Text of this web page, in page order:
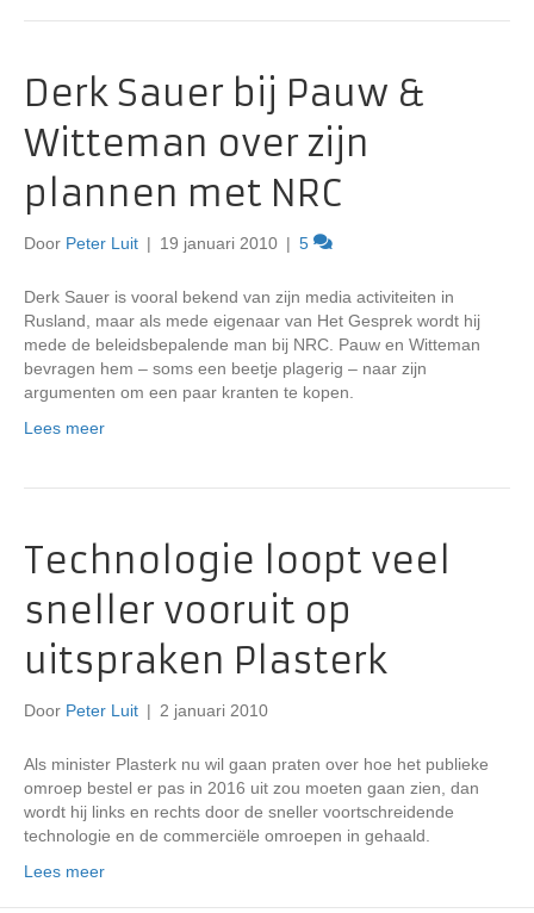
Derk Sauer bij Pauw &
Witteman over zijn
plannen met NRC
Door Peter Luit | 19 januari 2010 | 5
Derk Sauer is vooral bekend van zijn media activiteiten in
Rusland, maar als mede eigenaar van Het Gesprek wordt hij
mede de beleidsbepalende man bij NRC. Pauw en Witteman
bevragen hem – soms een beetje plagerig – naar zijn
argumenten om een paar kranten te kopen.
Lees meer
Technologie loopt veel
sneller vooruit op
uitspraken Plasterk
Door Peter Luit | 2 januari 2010
Als minister Plasterk nu wil gaan praten over hoe het publieke
omroep bestel er pas in 2016 uit zou moeten gaan zien, dan
wordt hij links en rechts door de sneller voortschreidende
technologie en de commerciële omroepen in gehaald.
Lees meer